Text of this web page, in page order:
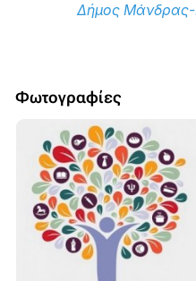
Δήμος Μάνδρας-
Φωτογραφίες